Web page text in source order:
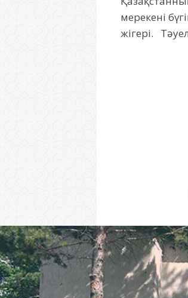
мерекені
жігері.